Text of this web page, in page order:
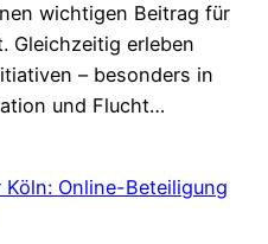
a
l
k
d
i
e
d
L
n
V
e
r
ä
wichtigen Beitrag für
Gleichzeitig erleben
– besonders in
und Flucht…
e
Köln: Online-Beteiligung